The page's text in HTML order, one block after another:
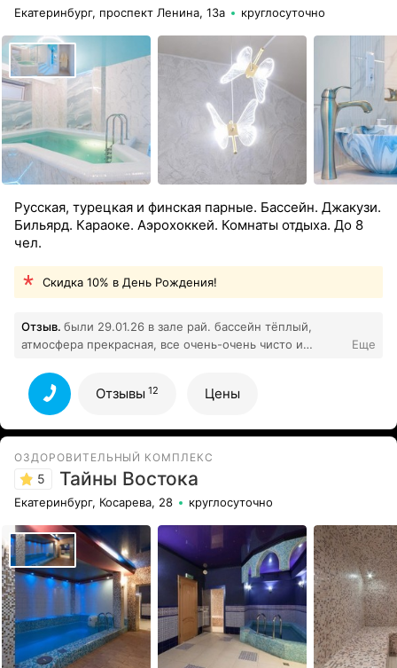
Екатеринбург, проспект Ленина, 13а круглосуточно
Русская, турецкая и финская парные. Бассейн. Джакузи.
Бильярд. Караоке. Аэрохоккей. Комнаты отдыха. До 8
чел.
Скидка 10% в День Рождения!
Отзыв. были 29.01.26 в зале рай. бассейн тёплый,
атмосфера прекрасная, все очень-очень чисто и
самой сауны нам очень понравилась администратор
тётя Ира, помогла нам со всем, была супер вежливая и
доброжелательная, сразу из-за неё захотелось снова
вернуться\u263a\ufe0fВсе отзывы12
Еще
Отзывы 12 Цены
ОЗДОРОВИТЕЛЬНЫЙ КОМПЛЕКС
5 Тайны Востока
Екатеринбург, Косарева, 28 круглосуточно